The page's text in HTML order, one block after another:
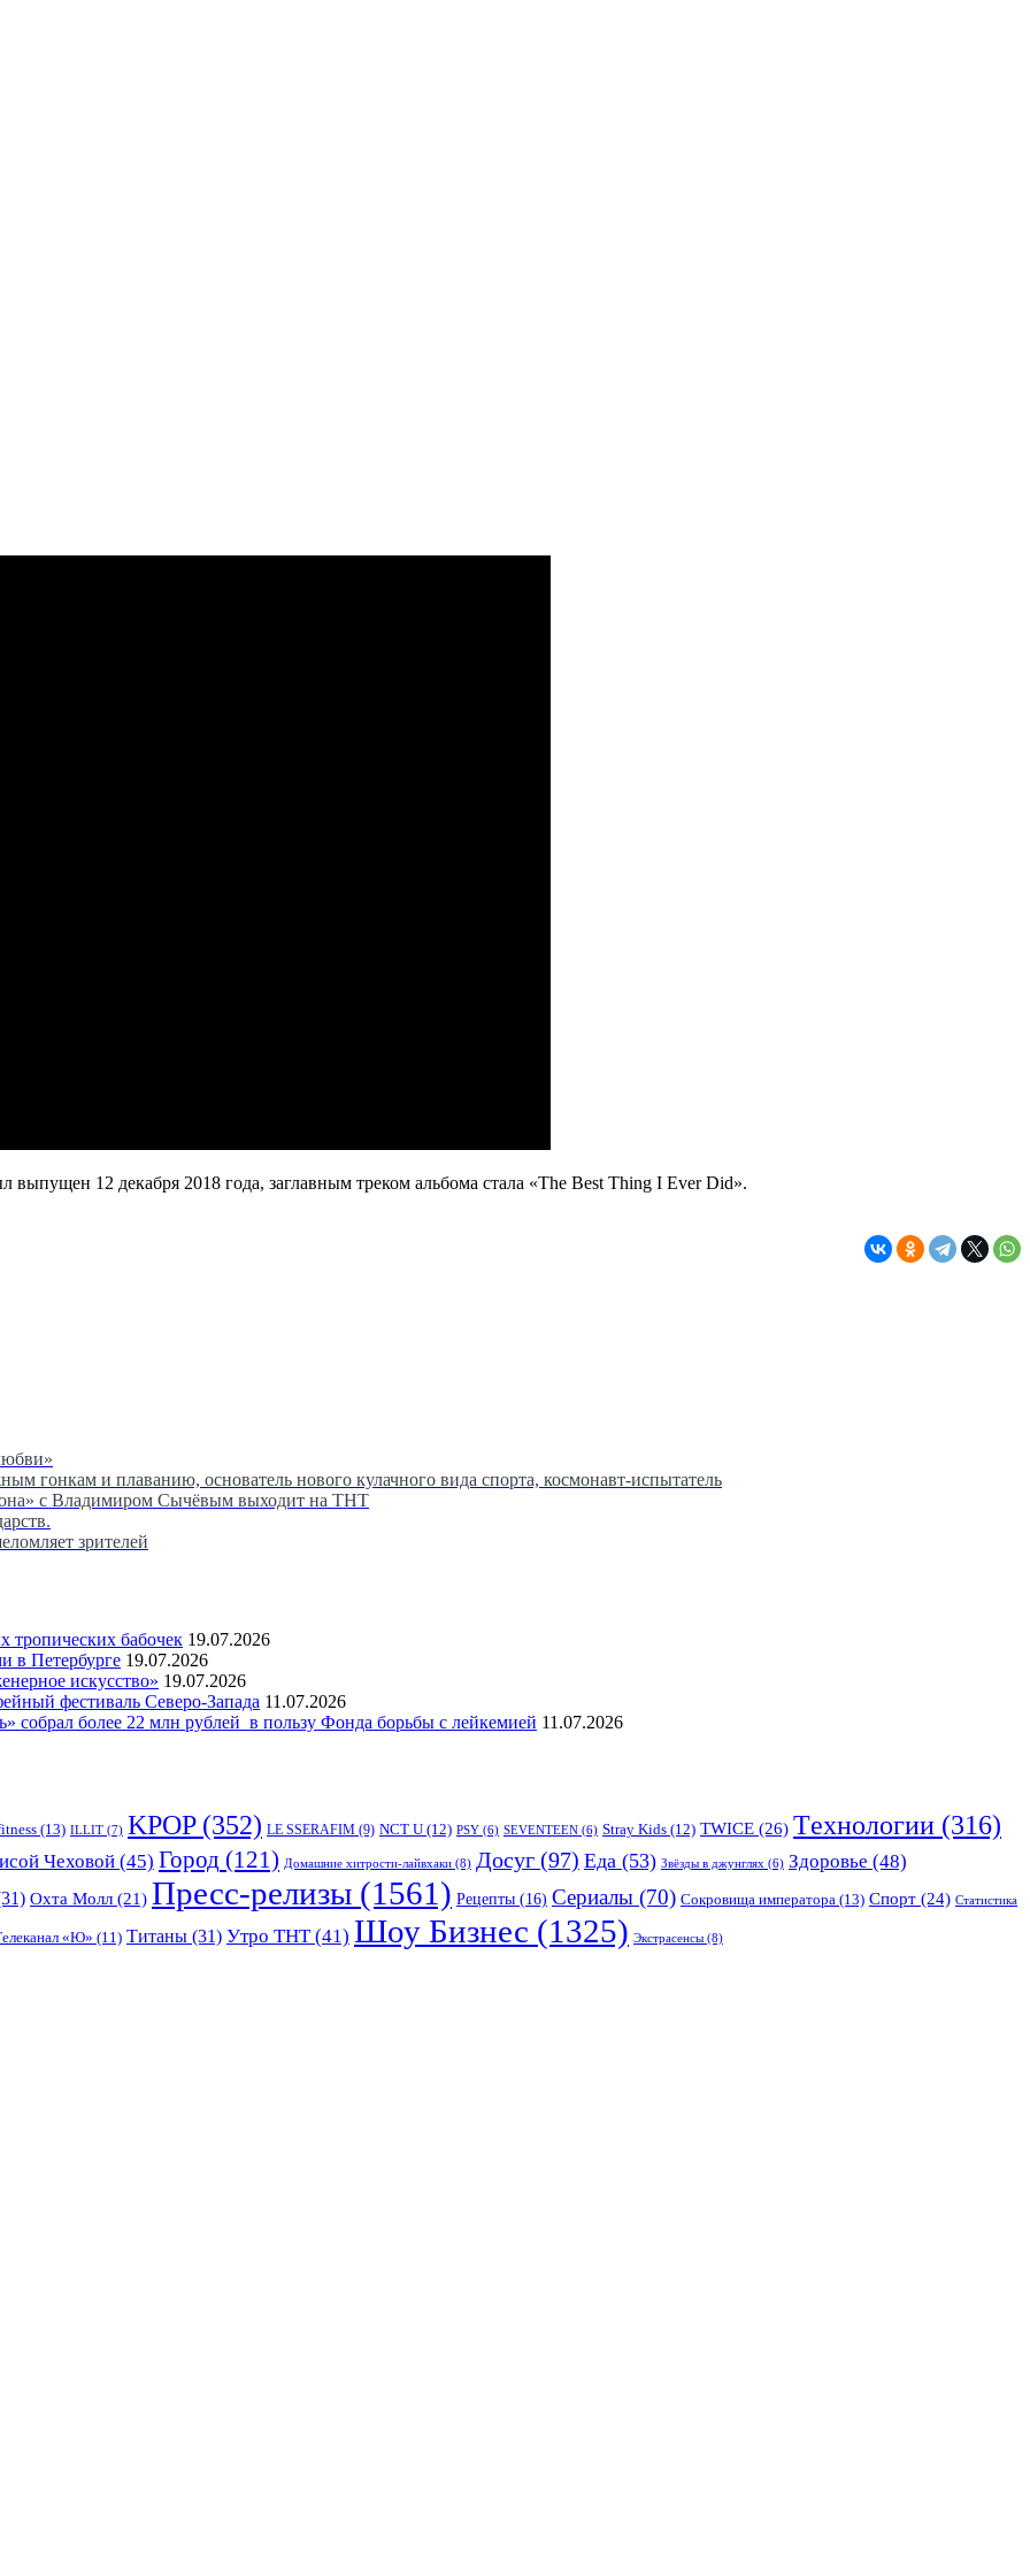
12 декабря 2018 года, заглавным треком альбома стала «The Best Thing I Ever Did».
гонкам и плаванию, основатель нового кулачного вида спорта, космонавт-испытатель
с Владимиром Сычёвым выходит на ТНТ
зрителей
бабочек 19.07.2026
в Петербурге 19.07.2026
искусство» 19.07.2026
фестиваль Северо-Запада 11.07.2026
собрал более 22 млн рублей в пользу Фонда борьбы с лейкемией 11.07.2026
(13) ILLIT (7) KPOP(352) LE SSERAFIM (9) NCT U (12) PSY (6) SEVENTEEN (6) Stray Kids (12) TWICE (26) Tехнологии (316)
Чеховой (45) Город (121) Домашние хитрости-лайвхаки (8) Досуг (97) Еда (53) Звёзды в джунглях (6) Здоровье (48)
Охта Молл (21) Пресс-релизы (1561) Рецепты (16) Сериалы (70) Сокровища императора (13) Спорт (24) Статистика
«Ю» (11) Титаны (31) Утро ТНТ(41) Шоу Бизнес (1325) Экстрасенсы (8)